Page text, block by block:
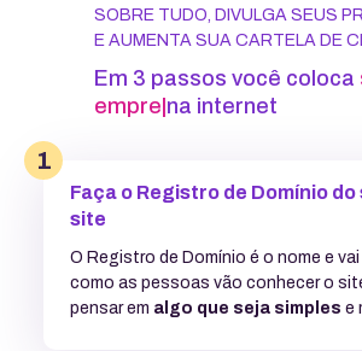
SOBRE TUDO, DIVULGA SEUS
E AUMENTA SUA CARTELA DE
Em 3 passos você coloca
empresa| na internet
1
Faça o Registro de Domínio do
site
O Registro de Domínio é o nome e
como as pessoas vão conhecer o
pensar em algo que seja simples e